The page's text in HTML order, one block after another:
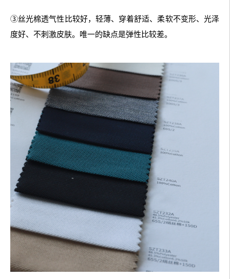
③丝光棉透气性比较好，轻薄、穿着舒适、柔软不变形、光泽
度好、不刺激皮肤。唯一的缺点是弹性比较差。